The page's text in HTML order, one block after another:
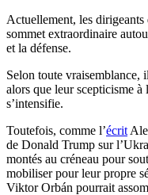
Actuellement, les dirigeants
sommet extraordinaire
et la défense.
Selon toute
alors que leur scepticisme à
s’intensifie.
Toutefois, comme l’écrit
de Donald Trump sur
montés au créneau pour
mobiliser pour leur propre
Viktor Orbán pourrait